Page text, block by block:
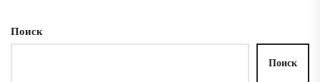
Поиск
Поиск